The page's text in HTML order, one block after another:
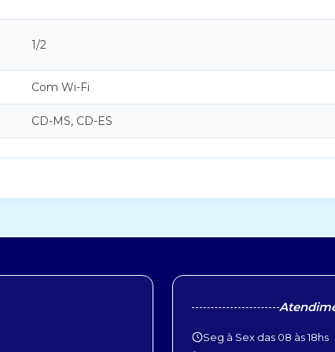
1/2
Com Wi-Fi
CD-MS, CD-ES
Seg à Sex das 08 às 18hs